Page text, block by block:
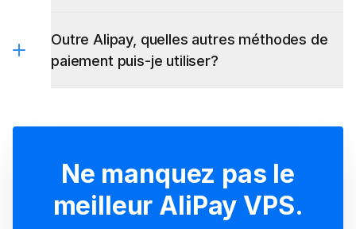
Outre Alipay, quelles autres méthodes de
paiement puis-je utiliser?
Ne manquez pas le
meilleur AliPay VPS.